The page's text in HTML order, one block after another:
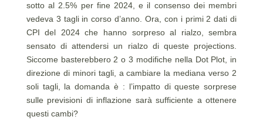
sotto al 2.5% per fine 2024, e il consenso dei membri
vedeva 3 tagli in corso d’anno. Ora, con i primi 2 dati di
CPI del 2024 che hanno sorpreso al rialzo, sembra
sensato di attendersi un rialzo di queste projections.
Siccome basterebbero 2 o 3 modifiche nella Dot Plot, in
direzione di minori tagli, a cambiare la mediana verso 2
soli tagli, la domanda è : l’impatto di queste sorprese
sulle previsioni di inflazione sarà sufficiente a ottenere
questi cambi?